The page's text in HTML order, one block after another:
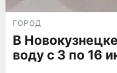
ГОРОД
В
воду с 3 по 16